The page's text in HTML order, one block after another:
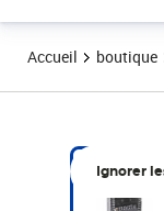
Accueil boutique
Ignorer